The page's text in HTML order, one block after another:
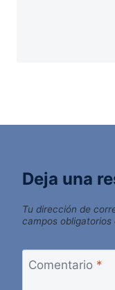
Deja una
Tu dirección de
campos
Comentario *